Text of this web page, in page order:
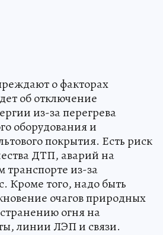
о факторах
об отключение
из-за перегрева
оборудования и
покрытия. Есть риск
ДТП, аварий на
из-за
Кроме того, надо быть
очагов природных
огня на
линии ЛЭП и связи.